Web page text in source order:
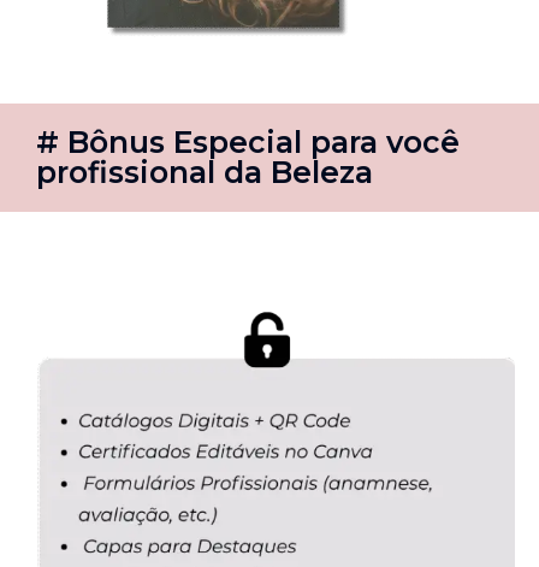
# Bônus Especial para você
profissional da Beleza